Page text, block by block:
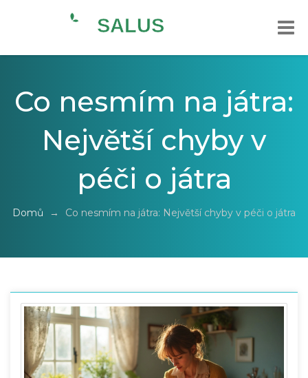
Co nesmím na játra:
Největší chyby v
péči o játra
Domů → Co nesmím na játra: Největší chyby v péči o játra